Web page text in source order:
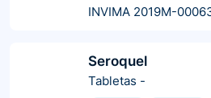
INVIMA 2019M-
Seroquel
Tabletas -